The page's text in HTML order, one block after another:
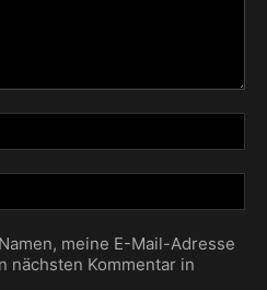
meine E-Mail-Adresse
nächsten Kommentar in